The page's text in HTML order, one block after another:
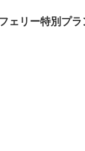
ェリー特別プラ